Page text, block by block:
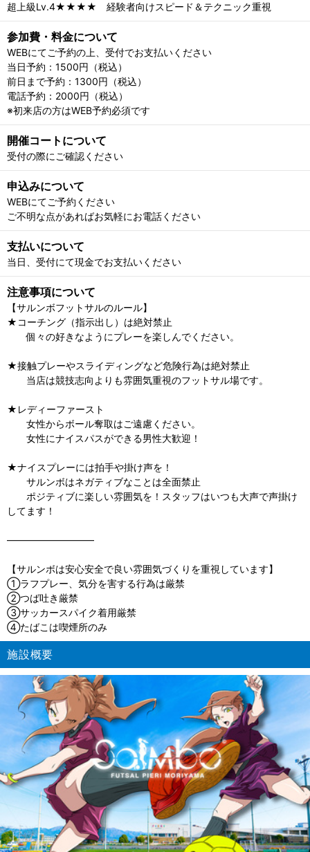
超上級Lv.4★★★★ 経験者向けスピード＆テクニック重視
参加費・料金について
WEBにてご予約の上、受付でお支払いください
当日予約：1500円（税込）
前日まで予約：1300円（税込）
電話予約：2000円（税込）
※初来店の方はWEB予約必須です
開催コートについて
受付の際にご確認ください
申込みについて
WEBにてご予約ください
ご不明な点があればお気軽にお電話ください
支払いについて
当日、受付にて現金でお支払いください
注意事項について
【サルンボフットサルのルール】
★コーチング（指示出し）は絶対禁止
個々の好きなようにプレーを楽しんでください。
★接触プレーやスライディングなど危険行為は絶対禁止
当店は競技志向よりも雰囲気重視のフットサル場です。
★レディーファースト
女性からボール奪取はご遠慮ください。
女性にナイスパスができる男性大歓迎！
★ナイスプレーには拍手や掛け声を！
サルンボはネガティブなことは全面禁止
ポジティブに楽しい雰囲気を！スタッフはいつも大声で声掛け
してます！
—————————
【サルンボは安心安全で良い雰囲気づくりを重視しています】
①ラフプレー、気分を害する行為は厳禁
②つば吐き厳禁
③サッカースパイク着用厳禁
④たばこは喫煙所のみ
施設概要